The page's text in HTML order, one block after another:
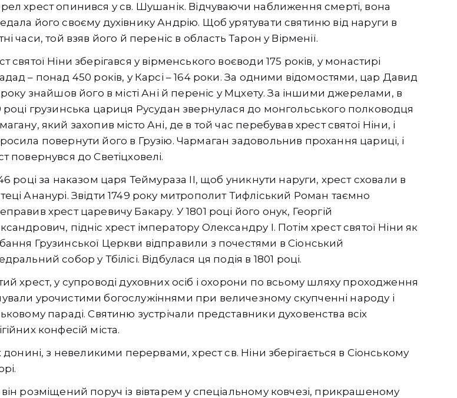
хрест опинився у св. Шушанік. Відчуваючи наближення смерті, вона
його своєму духівнику Андрію. Щоб урятувати святиню від наруги в
часи, той взяв його й переніс в область Тарон у Вірменії.
святої Ніни зберігався у вірменського воєводи 175 років, у монастирі
– понад 450 років, у Карсі – 164 роки. За одними відомостями, цар Давид
року знайшов його в місті Ані й переніс у Мцхету. За іншими джерелами, в
році грузинська цариця Русудан звернулася до монгольського полководця
який захопив місто Ані, де в той час перебував хрест святої Ніни, і
повернути його в Грузію. Чармаган задовольнив прохання цариці, і
повернувся до Светіцховелі.
році за наказом царя Теймураза II, щоб уникнути наруги, хрест сховали в
Ананурі. Звідти 1749 року митрополит Тифліський Роман таємно
хрест царевичу Бакару. У 1801 році його онук, Георгій
підніс хрест імператору Олександру I. Потім хрест святої Ніни як
Грузинської Церкви відправили з почестями в Сіонський
собор у Тбілісі. Відбулася ця подія в 1801 році.
хрест, у супроводі духовних осіб і охорони по всьому шляху проходження
урочистими богослужіннями при величезному скупченні народу і
параді. Святиню зустрічали представники духовенства всіх
конфесій міста.
донині, з невеликими перервами, хрест св. Ніни зберігається в Сіонському
розміщений поруч із вівтарем у спеціальному ковчезі, прикрашеному